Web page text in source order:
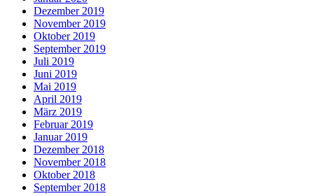
Dezember 2019
November 2019
Oktober 2019
September 2019
Juli 2019
Juni 2019
Mai 2019
April 2019
März 2019
Februar 2019
Januar 2019
Dezember 2018
November 2018
Oktober 2018
September 2018